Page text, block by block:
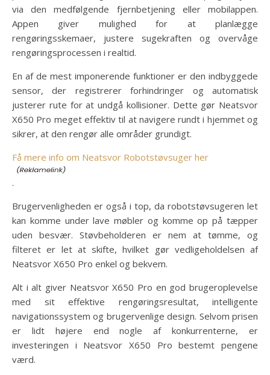
via den medfølgende fjernbetjening eller mobilappen.
Appen giver mulighed for at planlægge
rengøringsskemaer, justere sugekraften og overvåge
rengøringsprocessen i realtid.
En af de mest imponerende funktioner er den indbyggede
sensor, der registrerer forhindringer og automatisk
justerer rute for at undgå kollisioner. Dette gør Neatsvor
X650 Pro meget effektiv til at navigere rundt i hjemmet og
sikrer, at den rengør alle områder grundigt.
Få mere info om Neatsvor Robotstøvsuger her
.
Brugervenligheden er også i top, da robotstøvsugeren let
kan komme under lave møbler og komme op på tæpper
uden besvær. Støvbeholderen er nem at tømme, og
filteret er let at skifte, hvilket gør vedligeholdelsen af
Neatsvor X650 Pro enkel og bekvem.
Alt i alt giver Neatsvor X650 Pro en god brugeroplevelse
med sit effektive rengøringsresultat, intelligente
navigationssystem og brugervenlige design. Selvom prisen
er lidt højere end nogle af konkurrenterne, er
investeringen i Neatsvor X650 Pro bestemt pengene
værd.